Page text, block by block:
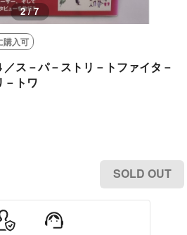
2 / 7
購入可
ス－パ－ストリ－トファイタ－
－トワ
SOLD OUT